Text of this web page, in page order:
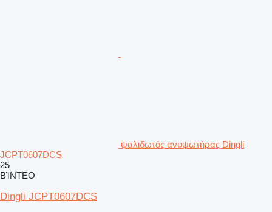
ψαλιδωτός ανυψωτήρας Dingli
JCPT0607DCS
25
ΒΊΝΤΕΟ
Dingli JCPT0607DCS